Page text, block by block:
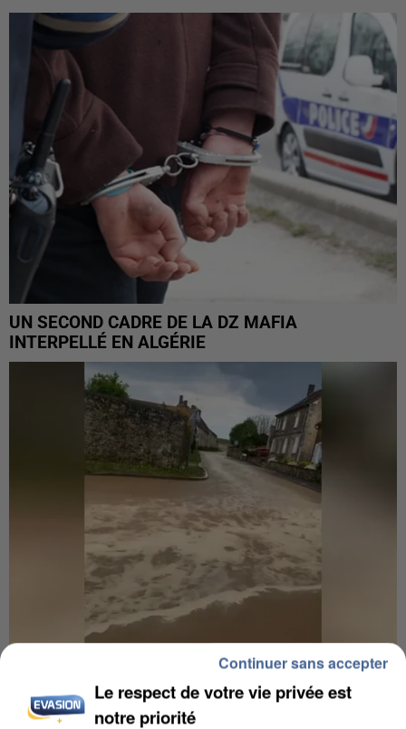
UN SECOND CADRE DE LA DZ MAFIA
INTERPELLÉ EN ALGÉRIE
UNE TOURISTE DE L’OISE EMPORTÉE PAR UNE
COULÉE DE BOUE EN HAUTE-SAVOIE
Le respect de votre vie privée est
notre priorité
Continuer sans accepter